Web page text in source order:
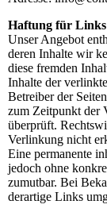
Haftung für Links
Unser Angebot
deren Inhalte wir
diese fremden
Inhalte der
Betreiber der
zum Zeitpunkt der
überprüft.
Verlinkung nicht
Eine permanente
jedoch ohne
zumutbar. Bei
derartige Links